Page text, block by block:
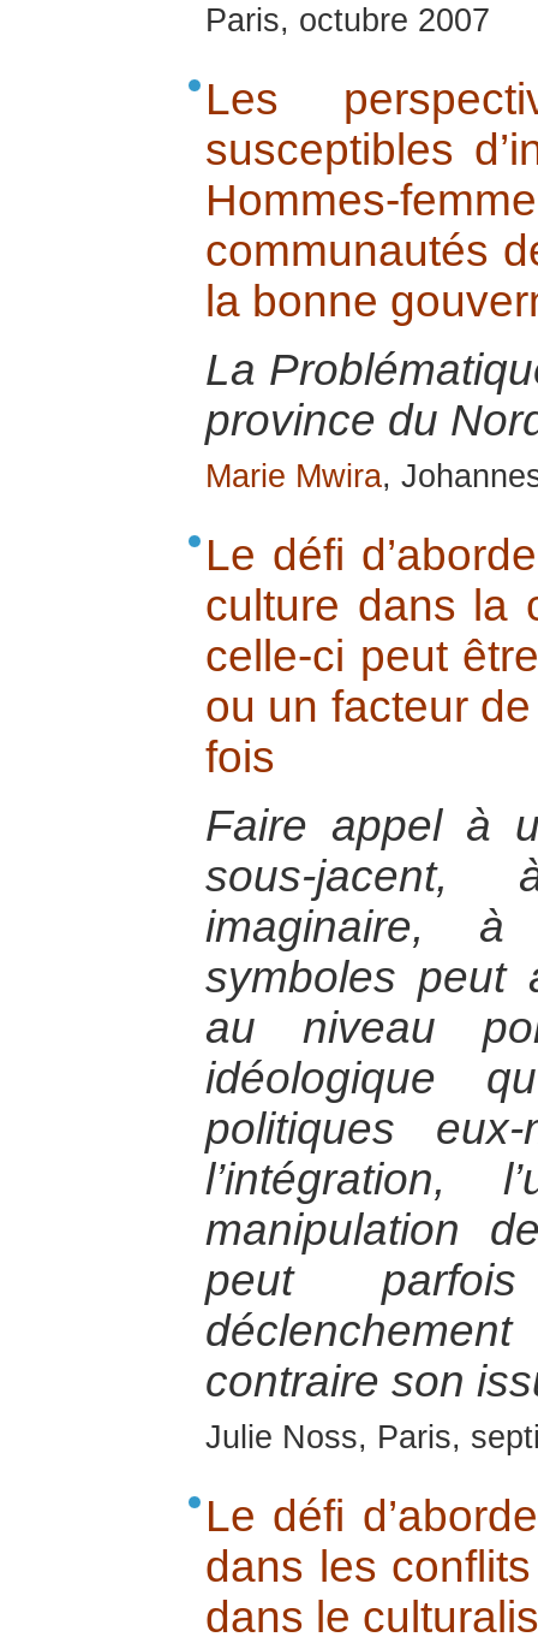
Paris, octubre 2007
Les
susceptibles
Hommes-
communautés
la bonne
La
province du
Marie Mwira,
Le défi
culture dans la
celle-ci peut
ou un facteur
fois
Faire appel à
sous-jacent,
imaginaire,
symboles peut
au niveau
idéologique
politiques
l’intégration,
manipulation
peut
contraire son
Julie Noss, Paris,
Le défi
dans les
dans le